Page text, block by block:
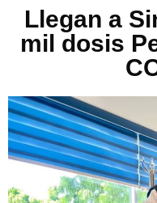
Llegan a
mil dosis